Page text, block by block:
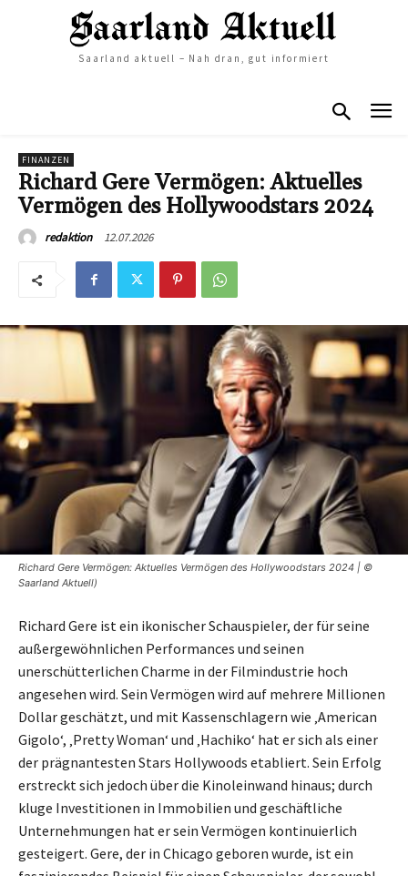
Saarland aktuell – Nah dran, gut informiert
FINANZEN
Richard Gere Vermögen: Aktuelles
Vermögen des Hollywoodstars 2024
redaktion 12.07.2026
Richard Gere Vermögen: Aktuelles Vermögen des Hollywoodstars 2024 | ©
Saarland Aktuell)
Richard Gere ist ein ikonischer Schauspieler, der für seine
außergewöhnlichen Performances und seinen
unerschütterlichen Charme in der Filmindustrie hoch
angesehen wird. Sein Vermögen wird auf mehrere Millionen
Dollar geschätzt, und mit Kassenschlagern wie ‚American
Gigolo‘, ‚Pretty Woman‘ und ‚Hachiko‘ hat er sich als einer
der prägnantesten Stars Hollywoods etabliert. Sein Erfolg
erstreckt sich jedoch über die Kinoleinwand hinaus; durch
kluge Investitionen in Immobilien und geschäftliche
Unternehmungen hat er sein Vermögen kontinuierlich
gesteigert. Gere, der in Chicago geboren wurde, ist ein